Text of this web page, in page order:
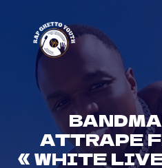
content
ATTRAPE
« WHITE